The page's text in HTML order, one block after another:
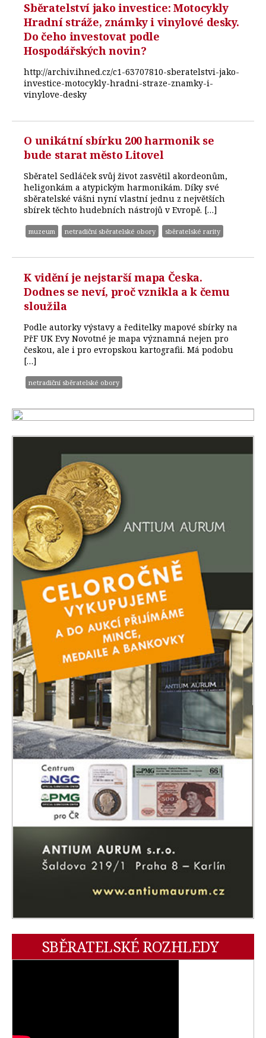
Sběratelství jako investice: Motocykly
Hradní stráže, známky i vinylové desky.
Do čeho investovat podle
Hospodářských novin?
http://archiv.ihned.cz/c1-63707810-sberatelstvi-jako-
investice-motocykly-hradni-straze-znamky-i-
vinylove-desky
O unikátní sbírku 200 harmonik se
bude starat město Litovel
Sběratel Sedláček svůj život zasvětil akordeonům,
heligonkám a atypickým harmonikám. Díky své
sběratelské vášni nyní vlastní jednu z největších
sbírek těchto hudebních nástrojů v Evropě. […]
muzeum netradiční sběratelské obory sběratelské rarity
K vidění je nejstarší mapa Česka.
Dodnes se neví, proč vznikla a k čemu
sloužila
Podle autorky výstavy a ředitelky mapové sbírky na
PřF UK Evy Novotné je mapa významná nejen pro
českou, ale i pro evropskou kartografii. Má podobu
[…]
netradiční sběratelské obory
SBĚRATELSKÉ ROZHLEDY